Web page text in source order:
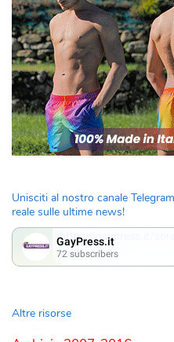
Unisciti al nostro canale
reale sulle ultime news!
Altre risorse